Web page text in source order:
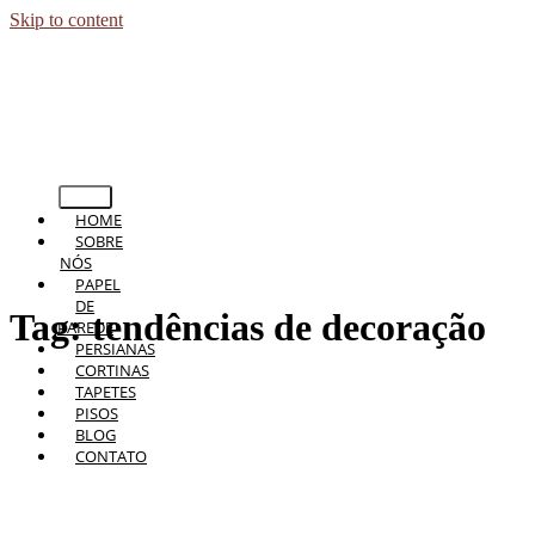
Skip to content
HOME
SOBRE
NÓS
PAPEL
DE
PAREDE
PERSIANAS
CORTINAS
TAPETES
PISOS
BLOG
CONTATO
Tag:tendências de decoração